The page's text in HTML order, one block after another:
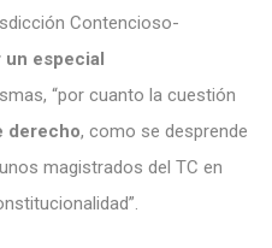
Contencioso-
un especial
“por cuanto la cuestión
derecho, como se desprende
magistrados del TC en